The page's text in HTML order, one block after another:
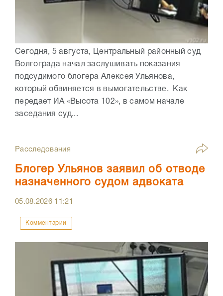
Сегодня, 5 августа, Центральный районный суд
Волгограда начал заслушивать показания
подсудимого блогера Алексея Ульянова,
который обвиняется в вымогательстве. Как
передает ИА «Высота 102», в самом начале
заседания суд...
Расследования
Блогер Ульянов заявил об отводе
назначенного судом адвоката
05.08.2026 11:21
Комментарии